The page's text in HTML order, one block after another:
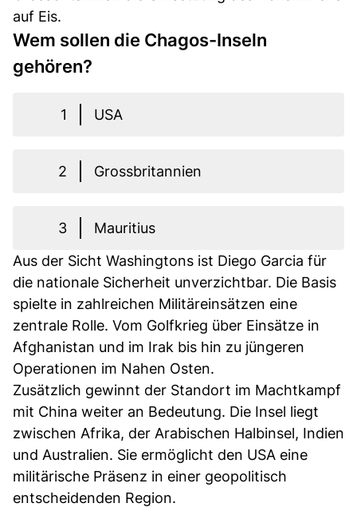
auf Eis.
Wem sollen die Chagos-Inseln
gehören?
1 USA
2 Grossbritannien
3
Mauritius
Aus der Sicht Washingtons ist Diego Garcia für
die nationale Sicherheit unverzichtbar. Die Basis
spielte in zahlreichen Militäreinsätzen eine
zentrale Rolle. Vom Golfkrieg über Einsätze in
Afghanistan und im Irak bis hin zu jüngeren
Operationen im Nahen Osten.
Zusätzlich gewinnt der Standort im Machtkampf
mit China weiter an Bedeutung. Die Insel liegt
zwischen Afrika, der Arabischen Halbinsel, Indien
und Australien. Sie ermöglicht den USA eine
militärische Präsenz in einer geopolitisch
entscheidenden Region.